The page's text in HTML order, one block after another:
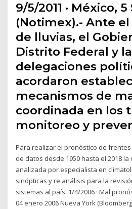
9/5/2011 · México, 5
(Notimex).- Ante
de lluvias, el
Distrito Federal y
delegaciones
acordaron
mecanismos de
coordinada en los
monitoreo y
Para realizar el pronóstico de
de datos desde 1950 hasta el 2018
analizada por especialista en
sinópticas y re análisis para la
sistemas al país. 1/4/2006 · Mal
04 enero 2006 Nueva York